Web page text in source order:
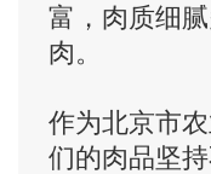
富，肉质细
肉。
作为北京市
们的肉品坚